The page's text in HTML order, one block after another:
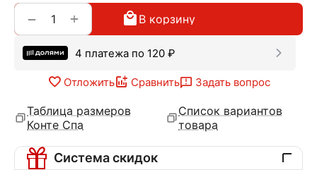
+
− В корзину
4 платежа по 120 ₽
Отложить Сравнить Задать вопрос
Таблица размеров
Конте Спа
Список вариантов
товара
Система скидок